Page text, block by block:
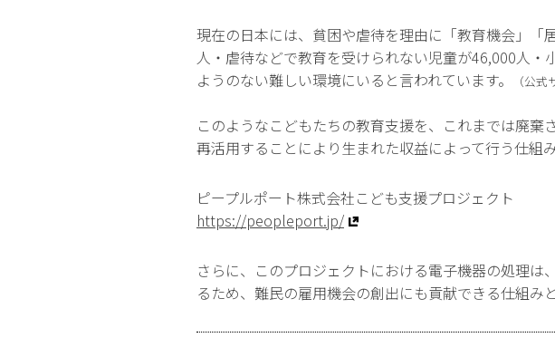
現在の日本には、貧困や虐待を理由に「教育機会」「
人・虐待などで教育を受けられない児童が46,000人
ようのない難しい環境にいると言われています。
（公式
このようなこどもたちの教育支援を、これまでは廃棄
再活用することにより生まれた収益によって行う仕組み
ピープルポート株式会社こども支援プロジェクト
https://peopleport.jp/
さらに、このプロジェクトにおける電子機器の処理
るため、難民の雇用機会の創出にも貢献できる仕組み